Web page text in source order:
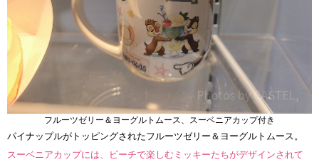
フルーツゼリー＆ヨーグルトムース、スーベニアカップ付き
パイナップルがトッピングされたフルーツゼリー＆ヨーグルトムース。
スーベニアカップには、ビーチで楽しむミッキーたちがデザインされて